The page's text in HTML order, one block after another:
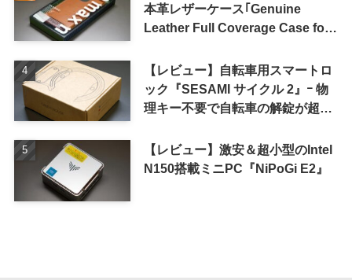
本革レザーケース｢Genuine
Leather Full Coverage Case for
【レビュー】自転車用スマートロ
ック『SESAMI サイクル 2』ｰ 物
理キー不要で自転車の解錠が超簡
【レビュー】激安＆超小型のIntel
N150搭載ミニPC『NiPoGi E2』